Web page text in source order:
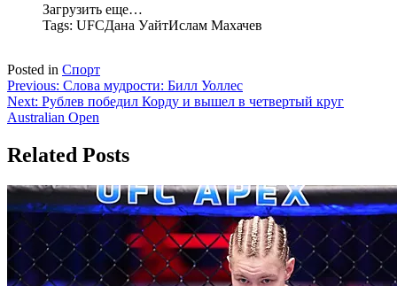
Загрузить еще…
Tags: UFCДана УайтИслам Махачев
Posted in Спорт
Навигация
по
Previous: Слова мудрости: Билл Уоллес
Next: Рублев победил Корду и вышел в четвертый круг
Australian Open
Related Posts